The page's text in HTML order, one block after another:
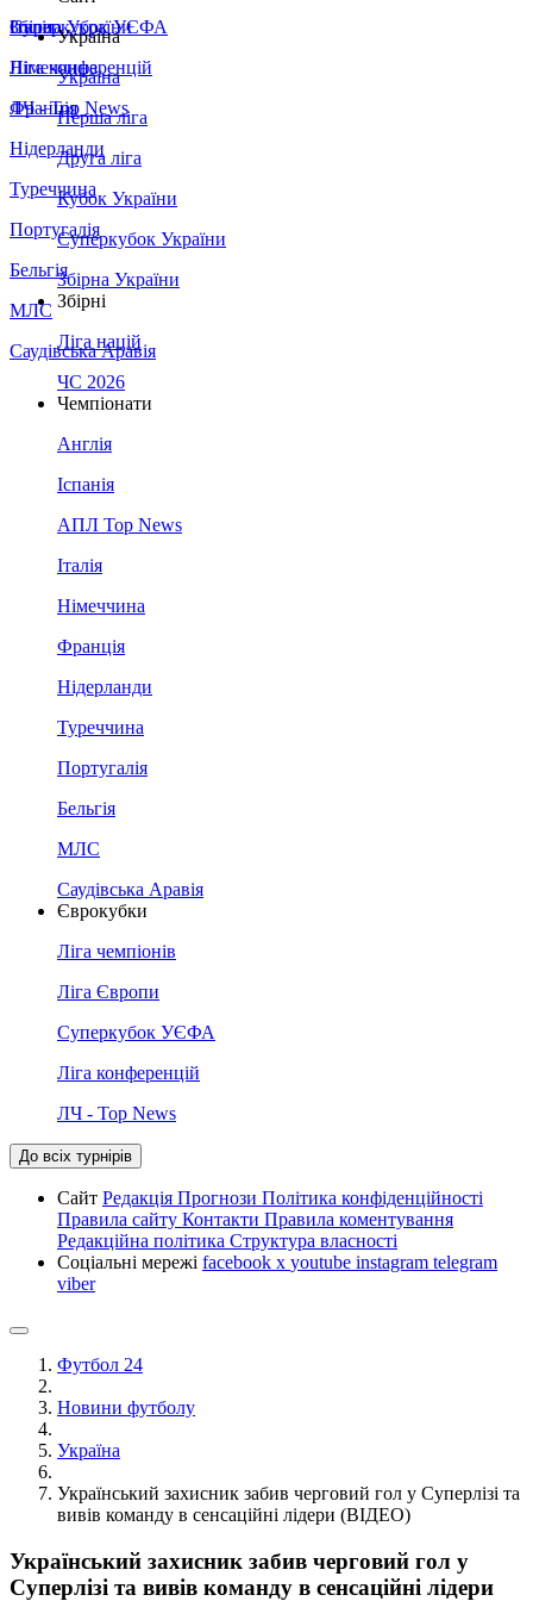
Збірна України
Італія
Німеччина
Франція
Нідерланди
Туреччина
Португалія
Бельгія
МЛС
Саудівська Аравія
Суперкубок УЄФА
Ліга конференцій
ЛЧ - Top News
Україна
Україна
Перша ліга
Друга ліга
Кубок України
Суперкубок України
Збірна України
Збірні
Ліга націй
ЧС 2026
Чемпіонати
Англія
Іспанія
АПЛ Top News
Італія
Німеччина
Франція
Нідерланди
Туреччина
Португалія
Бельгія
МЛС
Саудівська Аравія
Єврокубки
Ліга чемпіонів
Ліга Європи
Суперкубок УЄФА
Ліга конференцій
ЛЧ - Top News
До всіх турнірів
Сайт Редакція Прогнози Політика конфіденційності
Правила сайту Контакти Правила коментування
Редакційна політика Структура власності
Соціальні мережі facebook x youtube instagram telegram
viber
Футбол 24
Новини футболу
Україна
Український захисник забив черговий гол у Суперлізі та
вивів команду в сенсаційні лідери (ВІДЕО)
Український захисник забив черговий гол у
Суперлізі та вивів команду в сенсаційні лідери